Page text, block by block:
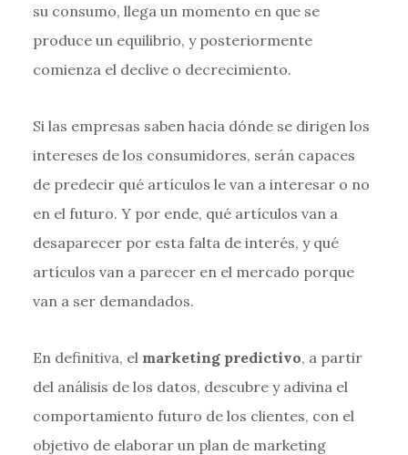
su consumo, llega un momento en que se
produce un equilibrio, y posteriormente
comienza el declive o decrecimiento.
Si las empresas saben hacia dónde se dirigen los
intereses de los consumidores, serán capaces
de predecir qué artículos le van a interesar o no
en el futuro. Y por ende, qué artículos van a
desaparecer por esta falta de interés, y qué
artículos van a parecer en el mercado porque
van a ser demandados.
En definitiva, el marketing predictivo, a partir
del análisis de los datos, descubre y adivina el
comportamiento futuro de los clientes, con el
objetivo de elaborar un plan de marketing